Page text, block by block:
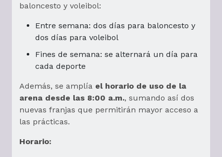
baloncesto y voleibol:
Entre semana: dos días para baloncesto y
dos días para voleibol
Fines de semana: se alternará un día para
cada deporte
Además, se amplía el horario de uso de la
arena desde las 8:00 a.m., sumando así dos
nuevas franjas que permitirán mayor acceso a
las prácticas.
Horario: